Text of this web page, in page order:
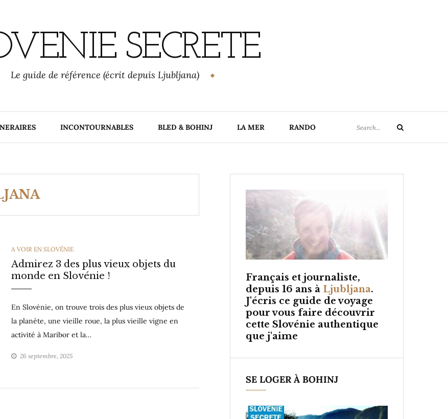
SECRETE
Le guide de référence (écrit depuis Ljubljana)
INCONTOURNABLES BLED & BOHINJ LA MER RANDO
for:
Search
CATEGORIES
A VOIR EN SLOVÉNIE
Admirez 3 des plus vieux objets du
monde en Slovénie !
En Slovénie, on trouve trois des plus vieux objets de
la planète, une vieille roue, la plus vieille vigne en
activité à Maribor et la…
26 septembre, 2025
Français et journaliste,
depuis 16 ans à Ljubljana.
J'écris ce guide de voyage
pour vous faire découvrir
cette Slovénie authentique
que j'aime
SE LOGER À BOHINJ